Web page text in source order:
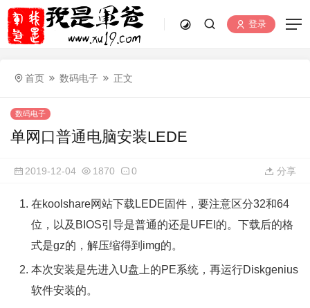
登录
首页 数码电子 正文
数码电子
单网口普通电脑安装LEDE
2019-12-04 1870 0 分享
在koolshare网站下载LEDE固件，要注意区分32和64
位，以及BIOS引导是普通的还是UFEI的。下载后的格
式是gz的，解压缩得到img的。
本次安装是先进入U盘上的PE系统，再运行Diskgenius
软件安装的。